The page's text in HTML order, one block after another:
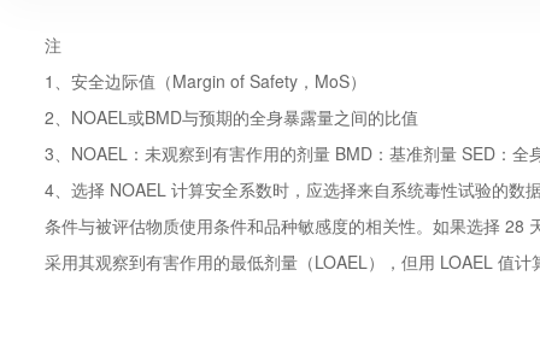
注
1、安全边际值（Margin of Safety，MoS）
2、NOAEL或BMD与预期的全身暴露量之间的比值
3、NOAEL：未观察到有害作用的剂量 BMD：基准剂量 SED：全
4、选择 NOAEL 计算安全系数时，应选择来自系统毒性试验的
条件与被评估物质使用条件和品种敏感度的相关性。如果选择 28
采用其观察到有害作用的最低剂量（LOAEL），但用 LOAEL 值